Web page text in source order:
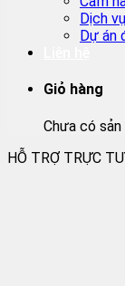
Dịch
Dự án
Giỏ hàng
Chưa có
HỖ TRỢ TRỰC